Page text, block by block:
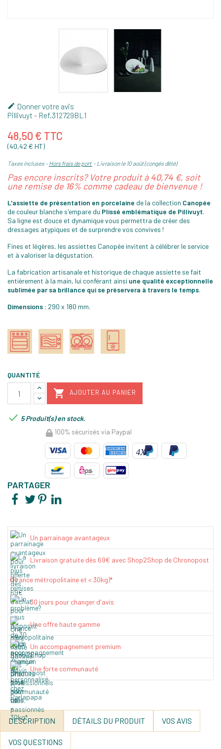
 Donner votre avis
Pillivuyt - Ref.312729BL1
48,50 € TTC
(40,42 € HT)
Taxes incluses Hors frais de port Livraison le 10 août (congés d'été)
Pas encore inscrits? Votre produit à40,74 €, soit
une remise de 16% comme cadeau de bienvenue !
L'assiette de présentation en porcelaine de la collection Canopée
de couleur blanche s'empare du Plissé emblématique de Pillivuyt.
Sa ligne est douce et dynamique vous permettra de créer des
dressages atypiques et de surprendre vos convives !
Fines et légères, les assiettes Canopée invitent à célébrer le service
et à valoriser la dégustation.
La fabrication artisanale et historique de chaque assiette se fait
entièrement à la main, lui conférant ainsi une qualité exceptionnelle
sublimée par sa brillance qui se préservera à travers le temps.
Dimensions : 290 x 180 mm.
QUANTITÉ
 AJOUTER AU PANIER
 5 Produit(s) en stock.
100% sécurisés via Paypal
PARTAGER
Un parrainage avantageux
Livraison gratuite dès 69€ avec Shop2Shop de Chronopost
(France métropolitaine et < 30kg)*
30 jours pour changer d'avis
Une offre haute gamme
Un accompagnement premium
Une forte communauté
DESCRIPTION DÉTAILS DU PRODUIT VOS AVIS
VOS QUESTIONS